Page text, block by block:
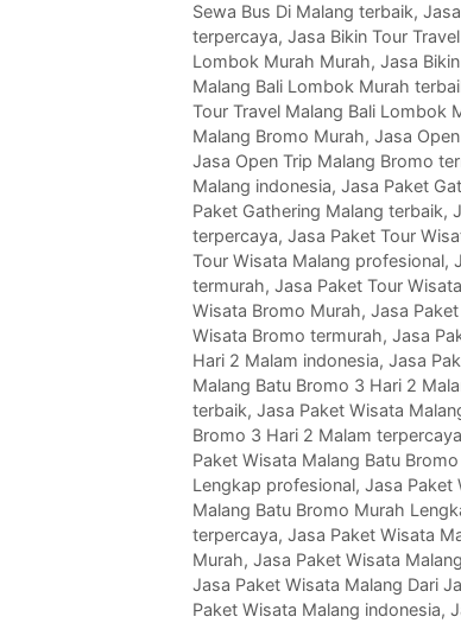
Sewa Bus Di Malang terbaik,
terpercaya, Jasa Bikin Tour
Lombok Murah Murah, Jasa
Malang Bali Lombok Murah
Tour Travel Malang Bali Lombok
Malang Bromo Murah, Jasa
Jasa Open Trip Malang Bromo
Malang indonesia, Jasa Paket
Paket Gathering Malang terbaik,
terpercaya, Jasa Paket Tour
Tour Wisata Malang profesional,
termurah, Jasa Paket Tour
Wisata Bromo Murah, Jasa
Wisata Bromo termurah, Jasa
Hari 2 Malam indonesia, Jasa
Malang Batu Bromo 3 Hari 2
terbaik, Jasa Paket Wisata
Bromo 3 Hari 2 Malam terpercaya
Paket Wisata Malang Batu
Lengkap profesional, Jasa Paket
Malang Batu Bromo Murah
terpercaya, Jasa Paket Wisata
Murah, Jasa Paket Wisata
Jasa Paket Wisata Malang Dari
Paket Wisata Malang indonesia,